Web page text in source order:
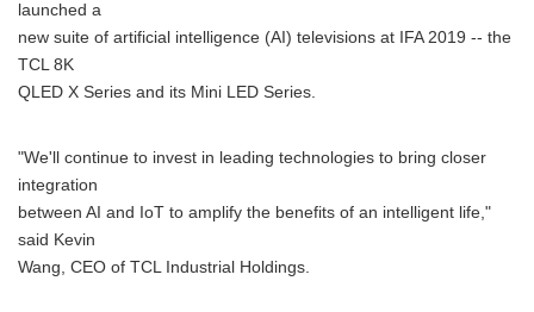
launched a
new suite of artificial intelligence (AI) televisions at IFA 2019 -- the
TCL 8K
QLED X Series and its Mini LED Series.
"We'll continue to invest in leading technologies to bring closer
integration
between AI and IoT to amplify the benefits of an intelligent life,"
said Kevin
Wang, CEO of TCL Industrial Holdings.